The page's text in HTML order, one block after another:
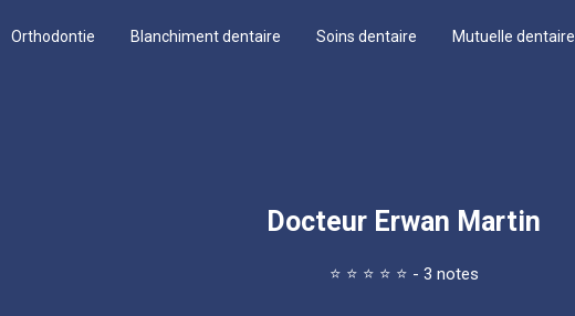
Orthodontie Blanchiment dentaire Soins dentaire Mutuelle dentaire
Docteur Erwan Martin
⭐ ⭐ ⭐ ⭐ ⭐ - 3 notes